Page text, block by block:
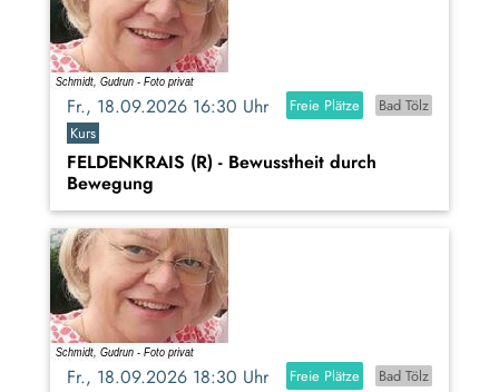
Fr., 18.09.2026 16:30 Uhr Freie Plätze
Bad Tölz
Kurs
FELDENKRAIS (R) - Bewusstheit durch
Bewegung
Fr., 18.09.2026 18:30 Uhr Freie Plätze
Bad Tölz